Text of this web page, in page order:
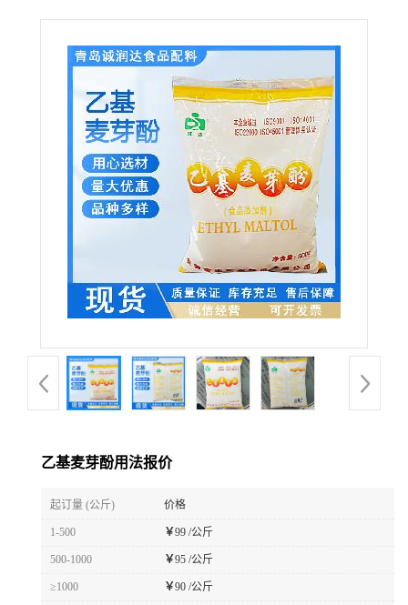
乙基麦芽酚用法报价
起订量 (公斤) 价格
1-500 ￥99 /公斤
500-1000 ￥95 /公斤
≥1000 ￥90 /公斤